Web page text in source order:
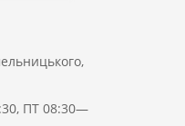
ПТ 08:30—